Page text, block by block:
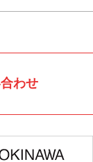
わせ